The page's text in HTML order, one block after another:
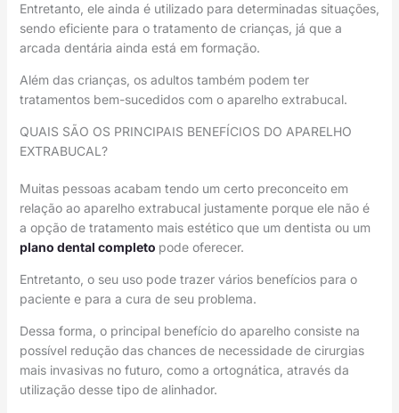
Entretanto, ele ainda é utilizado para determinadas situações,
sendo eficiente para o tratamento de crianças, já que a
arcada dentária ainda está em formação.
Além das crianças, os adultos também podem ter
tratamentos bem-sucedidos com o aparelho extrabucal.
QUAIS SÃO OS PRINCIPAIS BENEFÍCIOS DO APARELHO
EXTRABUCAL?
Muitas pessoas acabam tendo um certo preconceito em
relação ao aparelho extrabucal justamente porque ele não é
a opção de tratamento mais estético que um dentista ou um
plano dental completo pode oferecer.
Entretanto, o seu uso pode trazer vários benefícios para o
paciente e para a cura de seu problema.
Dessa forma, o principal benefício do aparelho consiste na
possível redução das chances de necessidade de cirurgias
mais invasivas no futuro, como a ortognática, através da
utilização desse tipo de alinhador.